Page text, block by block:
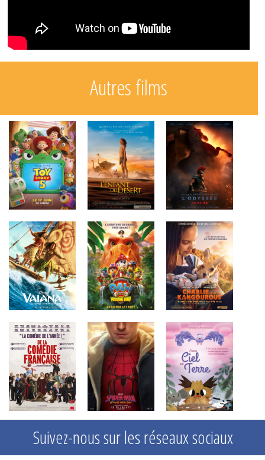
Autres films
Suivez-nous sur les réseaux sociaux